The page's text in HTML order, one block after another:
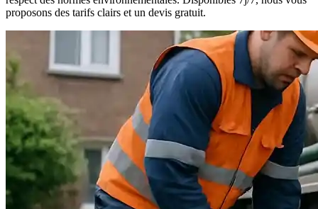
proposons des tarifs clairs et un devis gratuit.